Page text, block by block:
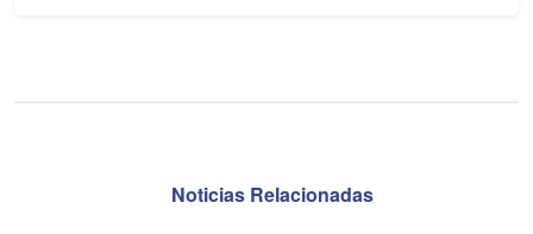
Noticias Relacionadas